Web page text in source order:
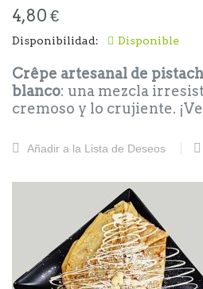
4,80 €
Disponibilidad: Disponible
Crêpe artesanal de
blanco: una mezcla
cremoso y lo crujiente.
mereces!
Añadir a la Lista de Deseos